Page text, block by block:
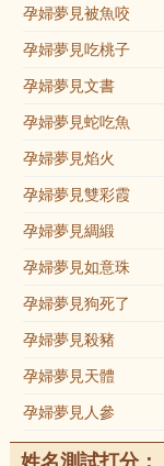
孕婦夢見被魚咬
孕婦夢見吃桃子
孕婦夢見文書
孕婦夢見蛇吃魚
孕婦夢見焰火
孕婦夢見雙彩霞
孕婦夢見綢緞
孕婦夢見如意珠
孕婦夢見狗死了
孕婦夢見殺豬
孕婦夢見天體
孕婦夢見人參
姓名測試打分：